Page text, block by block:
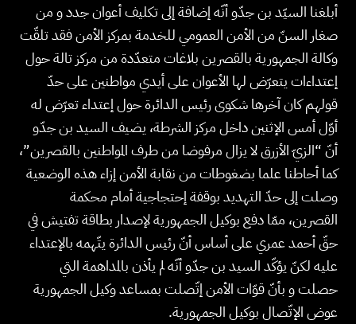
أبلغنا السيّد بن جدّو أنّه إضافة إلى تكليف أعوان جدد و من
صغار السنّ من الأمن العمومي للخدمة بمركز الأمن فقد تلقّت
وكالة الجمهورية بالقصرين بلاغات متعدّدة من مركز تالة حول
إعتداءات يتعرّض لها الأعوان على أيدي مواطنين على حدّ
قولهم كان آخرها شكوى رئيس الدائرة حول إعتداء تعرّض له
أوّل أمس الإثنين داخل مركز الشرطة، يضيف السيد بن جدّو
أنّ “الزيّ الأزرق لا يزال مرفوضا من طرف المواطنين بالقصرين”،
كما أحاطنا علما بضغوطات من نقابة الأمن إزاء هذه الوضعية
وصلت إلى حدّ التهديد بوقفة إحتجاجية أمام محكمة
القصرين، ممّا دفع بوكيل الجمهورية لإصدار بطاقة تفتيش في
حقّ أحمد عمري على أساس أنّ رئيس الدائرة يتّهمه بالإعتداء
عليه لكنّ يؤكّد السيد بن جدّو أنّه لم يأذن بالمداهمة التي
حصلت و بأنّ قوّات الأمن إتّصلت بمساعد وكيل الجمهورية
عوض الإتّصال بوكيل الجمهورية.